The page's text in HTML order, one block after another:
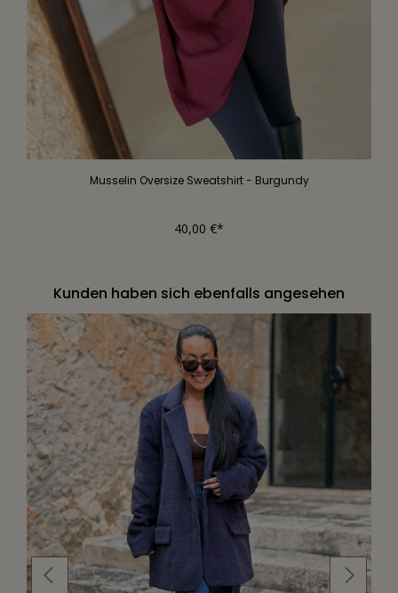
Musselin Oversize Sweatshirt - Burgundy
40,00 €*
Kunden haben sich ebenfalls angesehen